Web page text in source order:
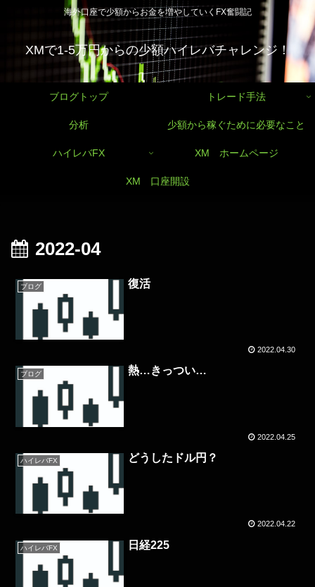
海外口座で少額からお金を増やしていくFX奮闘記
XMで1-5万円からの少額ハイレバチャレンジ！
ブログトップ トレード手法
分析 少額から稼ぐために必要なこと
ハイレバFX XM ホームページ
XM 口座開設
2022-04
ブログ 復活
2022.04.30
ブログ 熱…きっつい…
2022.04.25
ハイレバFX どうしたドル円？
2022.04.22
ハイレバFX 日経225